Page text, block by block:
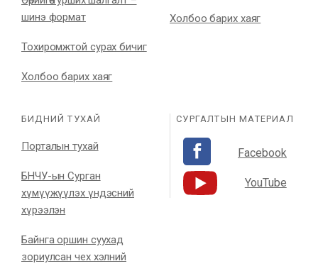
шинэ формат
Тохиромжтой сурах бичиг
Холбоо барих хаяг
Холбоо барих хаяг
БИДНИЙ ТУХАЙ
Порталын тухай
БНЧУ-ын Сурган
хүмүүжүүлэх үндэсний
хүрээлэн
Байнга оршин суухад
зориулсан чех хэлний
СУРГАЛТЫН МАТЕРИАЛ
Facebook
YouTube